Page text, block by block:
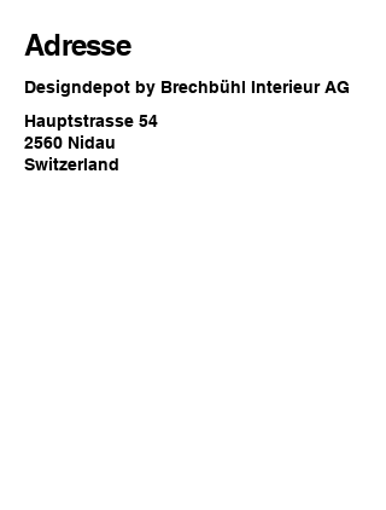
Adresse
Designdepot by Brechbühl Interieur AG
Hauptstrasse 54
2560 Nidau
Switzerland